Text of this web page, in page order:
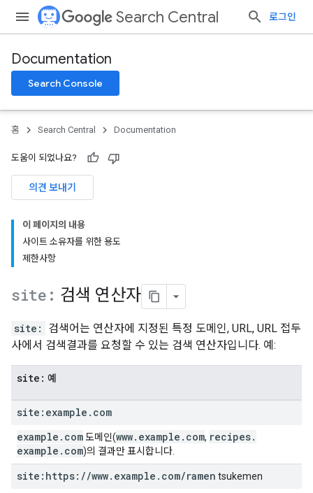
Search Central 로그인
Documentation
Search Console
홈 Search Central Documentation
도움이 되었나요?
의견 보내기
이 페이지의 내용
사이트 소유자를 위한 용도
제한사항
site: 검색 연산자
site:
검색어는 연산자에 지정된 특정 도메인, URL, URL 접두
사에서 검색결과를 요청할 수 있는 검색 연산자입니다. 예:
site: 예
site:example . com
example . com도메인(www. example . com, recipes.
example . com)의 결과만 표시합니다.
site:https: //www. example . com/ramen tsukemen